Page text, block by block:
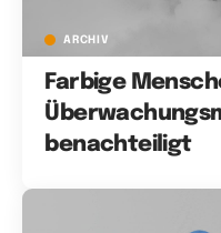
ARCHIV
Farbige
benachteiligt